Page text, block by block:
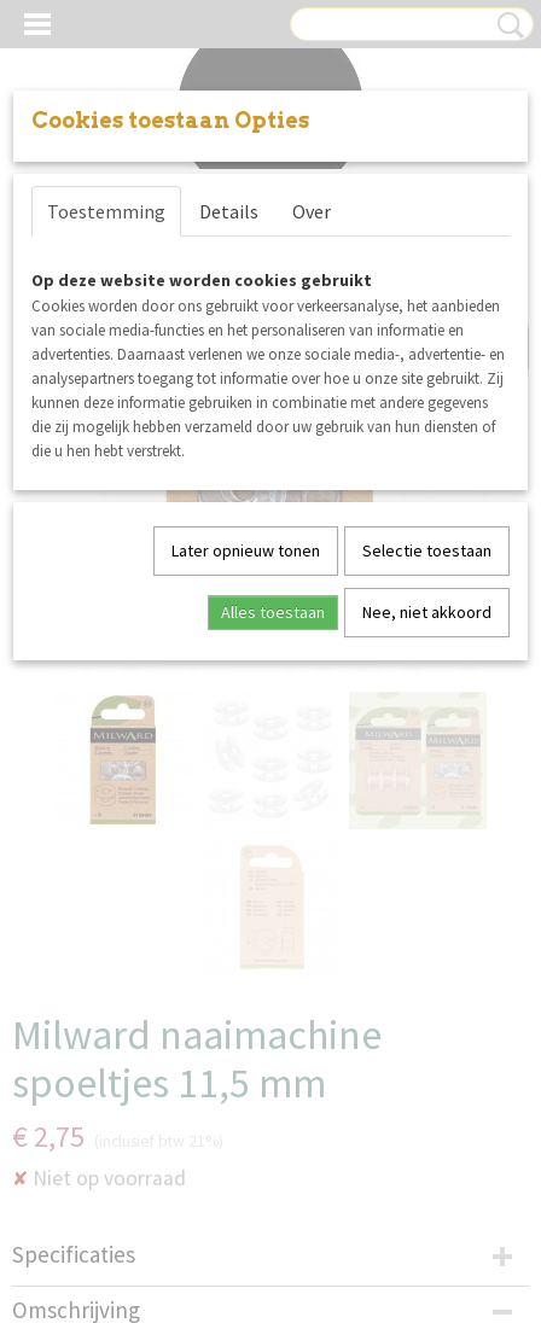
Inloggen Registreren
uitverkocht
Milward naaimachine
spoeltjes 11,5 mm
€ 2,75
✘ Niet op voorraad
Specificaties
Productcode
Omschrijving
Cookies toestaan Opties
Toestemming Details Over
Op deze website worden cookies gebruikt
Cookies worden door ons gebruikt voor verkeersanalyse, het aanbieden
van sociale media-functies en het personaliseren van informatie en
advertenties. Daarnaast verlenen we onze sociale media-, advertentie- en
analysepartners toegang tot informatie over hoe u onze site gebruikt. Zij
kunnen deze informatie gebruiken in combinatie met andere gegevens
die zij mogelijk hebben verzameld door uw gebruik van hun diensten of
die u hen hebt verstrekt.
Later opnieuw tonen Selectie toestaan
Alles toestaan Nee, niet akkoord